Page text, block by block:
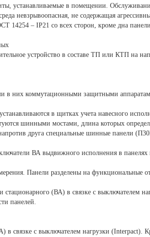
устанавливаемые в помещении.
невзрывоопасная, не содержащая
14254 – IP21 со всех сторон, кроме дна
устройство в составе ТП или КТП на
в них коммутационными защитными
в щитках учета навесного
шинными мостами, длина которых
друга специальные шинные панели
ВА выдвижного исполнения в
Панели разделены на функциональные
(ВА) в связке с выключателем
панелей.
связке с выключателем нагрузки (Interpact).